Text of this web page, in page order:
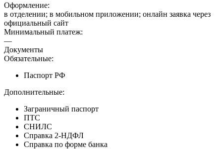
Оформление:
в отделении; в мобильном приложении; онлайн заявка через
официальный сайт
Минимальный платеж:
—
Документы
Обязательные:
Паспорт РФ
Дополнительные:
Заграничный паспорт
ПТС
СНИЛС
Справка 2-НДФЛ
Справка по форме банка